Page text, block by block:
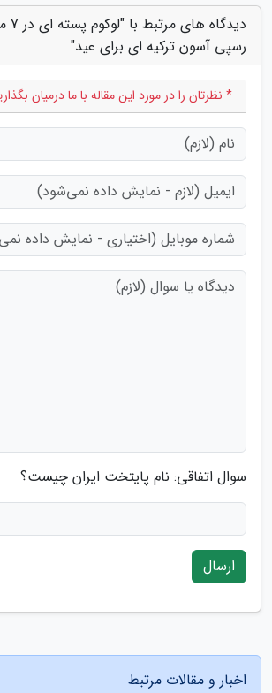
رسپی آسون ترکیه ای برای عید"
* نظرتان را در مورد این مقاله با ما درمیان
سوال اتفاقی: نام پایتخت ایران چیست؟
ارسال
اخبار و مقالات مرتبط